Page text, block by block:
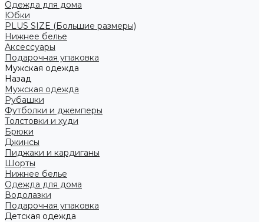
Одежда для дома
Юбки
PLUS SIZE (Большие размеры)
Нижнее белье
Аксессуары
Подарочная упаковка
Мужская одежда
Назад
Мужская одежда
Рубашки
Футболки и джемперы
Толстовки и худи
Брюки
Джинсы
Пиджаки и кардиганы
Шорты
Нижнее белье
Одежда для дома
Водолазки
Подарочная упаковка
Детская одежда